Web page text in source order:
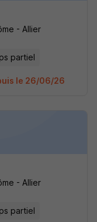
- Allier
partiel
le 26/06/26
- Allier
partiel